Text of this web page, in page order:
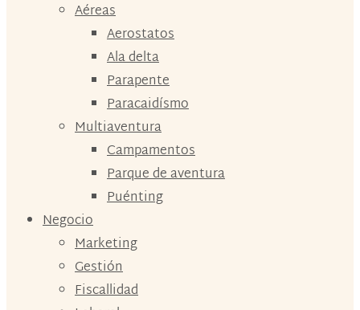
Aéreas
Aerostatos
Ala delta
Parapente
Paracaidísmo
Multiaventura
Campamentos
Parque de aventura
Puénting
Negocio
Marketing
Gestión
Fiscallidad